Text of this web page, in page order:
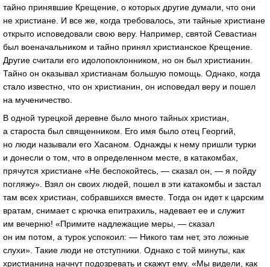
тайно принявшие Крещение, о которых другие думали, что они
не христиане. И все же, когда требовалось, эти тайные христиане
открыто исповедовали свою веру. Например, святой Севастиан
был военачальником и тайно принял христианское Крещение.
Другие считали его идолопоклонником, но он был христианин.
Тайно он оказывал христианам большую помощь. Однако, когда
стало известно, что он христианин, он исповедал веру и пошел
на мученичество.
В одной турецкой деревне было много тайных христиан,
а староста был священником. Его имя было отец Георгий,
но люди называли его Хасаном. Однажды к нему пришли турки
и донесли о том, что в определенном месте, в катакомбах,
прячутся христиане «Не беспокойтесь, — сказал он, — я пойду
погляжу». Взял он своих людей, пошел в эти катакомбы и застал
там всех христиан, собравшихся вместе. Тогда он идет к царским
вратам, снимает с крючка епитрахиль, надевает ее и служит
им вечерню! «Примите надлежащие меры, — сказал
он им потом, а турок успокоил: — Никого там нет, это ложные
слухи». Такие люди не отступники. Однако с той минуты, как
христианина начнут подозревать и скажут ему. «Мы видели, как